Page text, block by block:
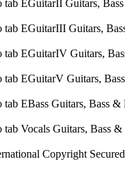
Copyright Secured